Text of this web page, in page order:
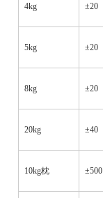
4kg ±20
5kg ±20
8kg ±20
20kg ±40
10kg枕 ±500